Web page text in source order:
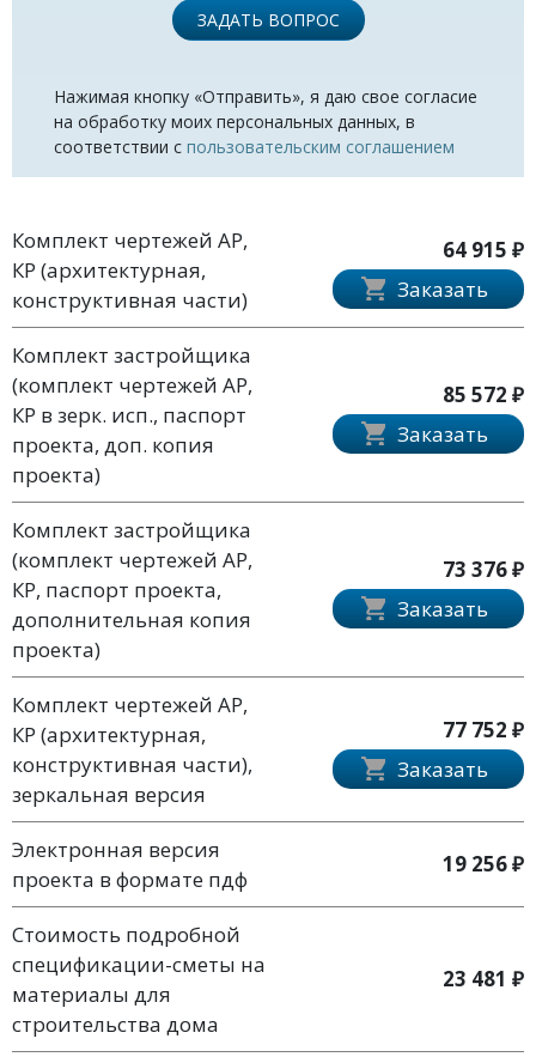
ЗАДАТЬ ВОПРОС
Нажимая кнопку «Отправить», я даю свое согласие
на обработку моих персональных данных, в
соответствии с пользовательским соглашением
Комплект чертежей АР,
КР (архитектурная,
конструктивная части)
64 915 ₽
Заказать
Комплект застройщика
(комплект чертежей АР,
КР в зерк. исп., паспорт
проекта, доп. копия
проекта)
85 572 ₽
Заказать
Комплект застройщика
(комплект чертежей АР,
КР, паспорт проекта,
дополнительная копия
проекта)
73 376 ₽
Заказать
Комплект чертежей АР,
КР (архитектурная,
конструктивная части),
зеркальная версия
77 752 ₽
Заказать
Электронная версия
проекта в формате пдф
19 256 ₽
Стоимость подробной
спецификации-сметы на
материалы для
строительства дома
23 481 ₽